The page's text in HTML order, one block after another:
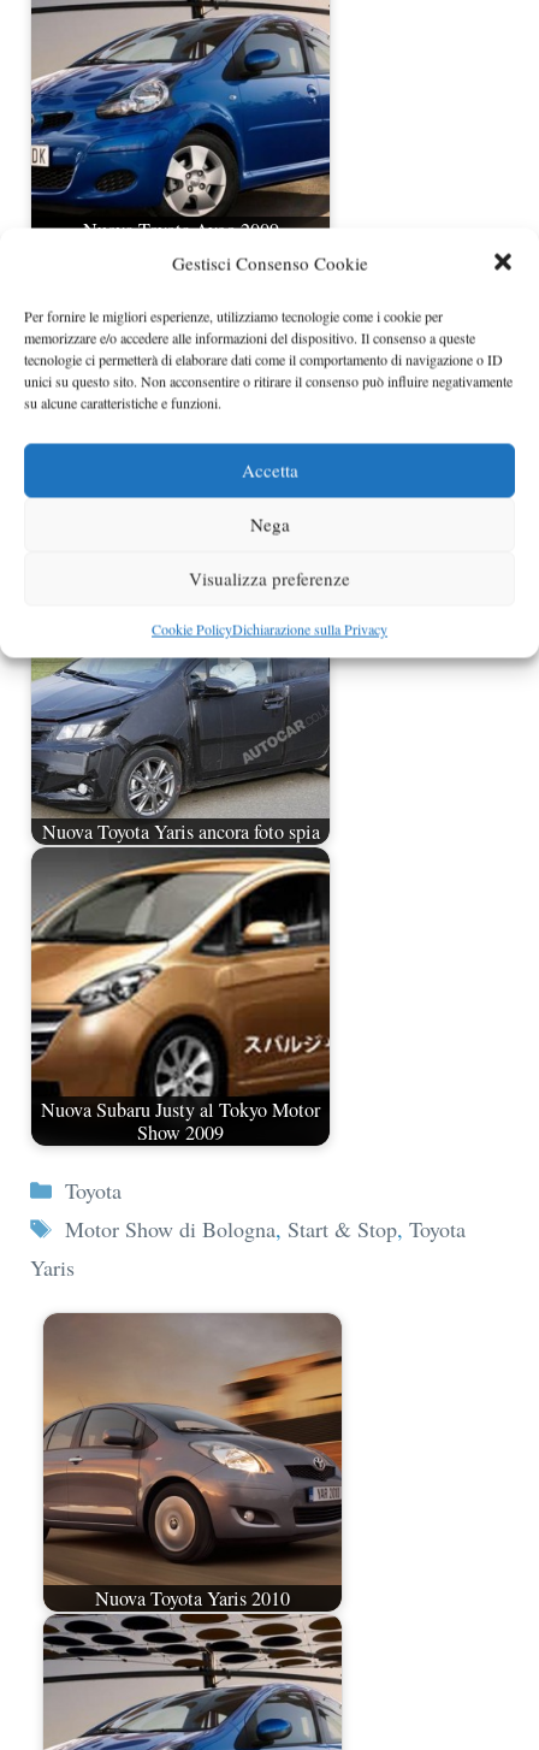
Gestisci Consenso Cookie
Per fornire le migliori esperienze, utilizziamo tecnologie come i cookie per
memorizzare e/o accedere alle informazioni del dispositivo. Il consenso a queste
tecnologie ci permetterà di elaborare dati come il comportamento di navigazione o ID
unici su questo sito. Non acconsentire o ritirare il consenso può influire negativamente
su alcune caratteristiche e funzioni.
Accetta
Nega
Visualizza preferenze
Cookie PolicyDichiarazione sulla Privacy
Nuova Toyota Aygo 2009
Toyota Rav 4 2009 in fiera a Bologna
Nuova Toyota Yaris ancora foto spia
Nuova Subaru Justy al Tokyo Motor
Show 2009
Categorie
Toyota
Tag
Motor Show di Bologna, Start & Stop, Toyota
Yaris
Nuova Toyota Yaris 2010